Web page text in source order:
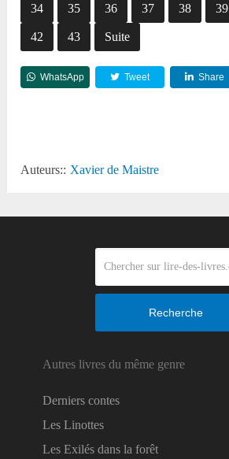
34 35 36 37 38 39
42 43 Suite
WhatsApp Tweet Share
Auteurs:: Xavier de Maistre
Recherche
Autres livres du même genre
Derniers contes
Les Linottes
Les Exilés dans la forêt